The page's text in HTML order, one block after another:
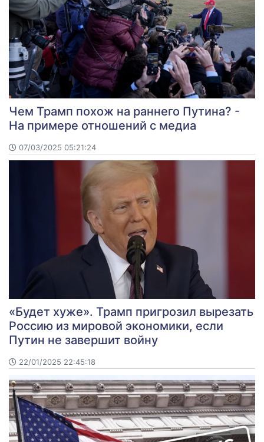
Чем Трамп похож на раннего Путина? -
На примере отношений с медиа
07/03/2025 05:21:24
«Будет хуже». Трамп пригрозил вырезать
Россию из мировой экономики, если
Путин не завершит войну
22/01/2025 22:45:18